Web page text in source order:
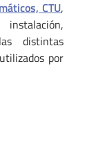
CTU,
distintas
por